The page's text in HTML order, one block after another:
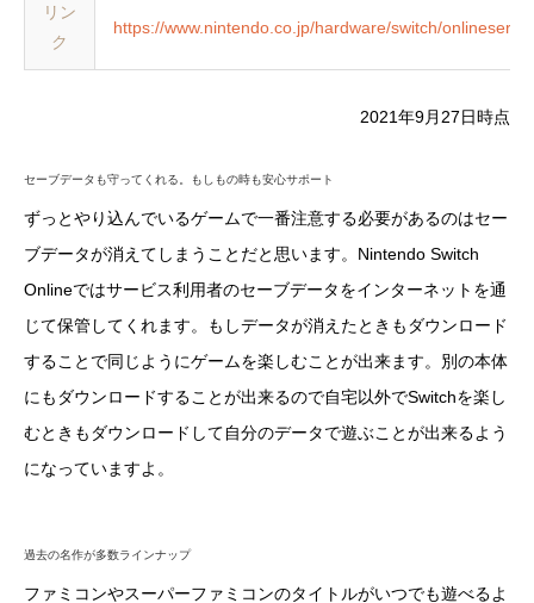
リン
ク
https://www.nintendo.co.jp/hardware/switch/
2021年9月27日時点
セーブデータも守ってくれる。もしもの時も安心サポート
ずっとやり込んでいるゲームで一番注意する必要があるのはセー
ブデータが消えてしまうことだと思います。Nintendo Switch
Onlineではサービス利用者のセーブデータをインターネットを通
じて保管してくれます。もしデータが消えたときもダウンロード
することで同じようにゲームを楽しむことが出来ます。別の本体
にもダウンロードすることが出来るので自宅以外でSwitchを楽し
むときもダウンロードして自分のデータで遊ぶことが出来るよう
になっていますよ。
過去の名作が多数ラインナップ
ファミコンやスーパーファミコンのタイトルがいつでも遊べるよ